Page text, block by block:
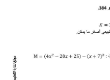
بنك مذكرات الاستاذ
بنك التوزيعات الشهرية
دفاتر استاذ التعليم الابتدائي